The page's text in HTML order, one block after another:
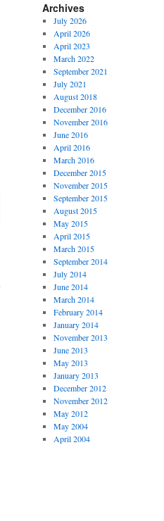
Archives
July 2026
April 2026
April 2023
March 2022
September 2021
July 2021
August 2018
December 2016
November 2016
June 2016
April 2016
March 2016
December 2015
November 2015
September 2015
August 2015
May 2015
April 2015
March 2015
September 2014
July 2014
June 2014
March 2014
February 2014
January 2014
November 2013
June 2013
May 2013
January 2013
December 2012
November 2012
May 2012
May 2004
April 2004